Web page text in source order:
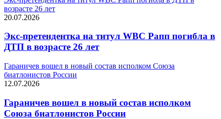
возрасте 26 лет
20.07.2026
Экс-претендентка на титул WBC Рапп погибла в
ДТП в возрасте 26 лет
Гараничев вошел в новый состав исполком Союза
биатлонистов России
12.07.2026
Гараничев вошел в новый состав исполком
Союза биатлонистов России